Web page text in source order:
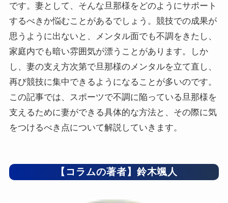
です。妻として、そんな旦那様をどのようにサポート
するべきか悩むことがあるでしょう。競技での成果が
思うように出ないと、メンタル面でも不調をきたし、
家庭内でも暗い雰囲気が漂うことがあります。しか
し、妻の支え方次第で旦那様のメンタルを立て直し、
再び競技に集中できるようになることが多いのです。
この記事では、スポーツで不調に陥っている旦那様を
支えるために妻ができる具体的な方法と、その際に気
をつけるべき点について解説していきます。
【コラムの著者】鈴木颯人